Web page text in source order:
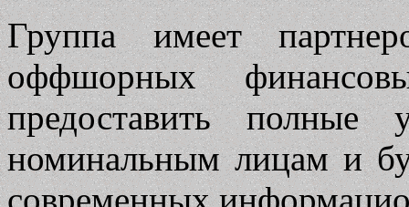
Группа имеет
оффшорных
предоставить полные
номинальным лицам и
современных